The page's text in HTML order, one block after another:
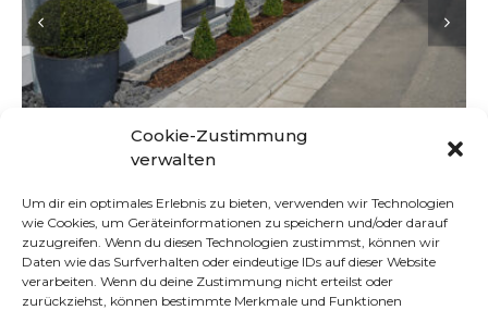
Cookie-Zustimmung
verwalten
Um dir ein optimales Erlebnis zu bieten, verwenden wir Technologien
wie Cookies, um Geräteinformationen zu speichern und/oder darauf
zuzugreifen. Wenn du diesen Technologien zustimmst, können wir
Daten wie das Surfverhalten oder eindeutige IDs auf dieser Website
verarbeiten. Wenn du deine Zustimmung nicht erteilst oder
zurückziehst, können bestimmte Merkmale und Funktionen
NÜTZLICHE LINKS